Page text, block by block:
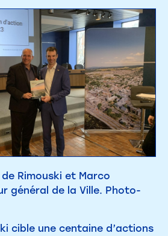
Rimouski et Marco
général de la Ville. Photo-
cible une centaine d’actions